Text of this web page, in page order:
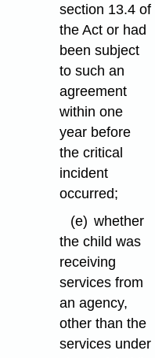
section 13.4 of
the Act or had
been subject
to such an
agreement
within one
year before
the critical
incident
occurred;
(e) whether
the child was
receiving
services from
an agency,
other than the
services under